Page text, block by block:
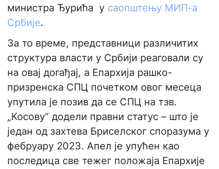
министра Ђурића у саопштењу МИП-а
Србије.
За то време, представници различитих
структура власти у Србији реаговали су
на овај догађај, а Епархија рашко-
призренска СПЦ почетком овог месеца
упутила је позив да се СПЦ на тзв.
„Косову“ додели правни статус – што је
један од захтева Бриселског споразума у
фебруару 2023. Апел је упућен као
последица све тежег положаја Епархије